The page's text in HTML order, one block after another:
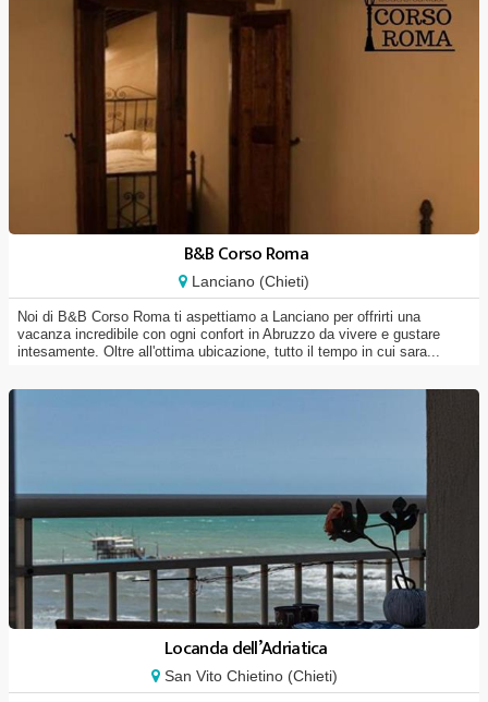
B&B Corso Roma
Lanciano (Chieti)
Noi di B&B Corso Roma ti aspettiamo a Lanciano per offrirti una
vacanza incredibile con ogni confort in Abruzzo da vivere e gustare
intesamente. Oltre all'ottima ubicazione, tutto il tempo in cui sara...
Locanda dell’Adriatica
San Vito Chietino (Chieti)